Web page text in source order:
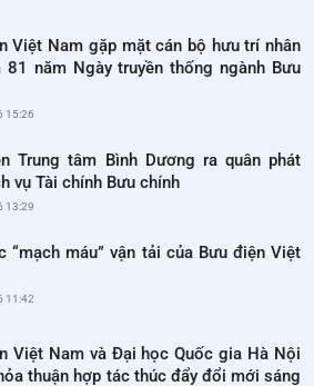
Việt Nam gặp mặt cán bộ hưu trí nhân
81 năm Ngày truyền thống ngành Bưu
15:26
Trung tâm Bình Dương ra quân phát
vụ Tài chính Bưu chính
13:29
“mạch máu” vận tải của Bưu điện Việt
11:42
Việt Nam và Đại học Quốc gia Hà Nội
thuận hợp tác thúc đẩy đổi mới sáng